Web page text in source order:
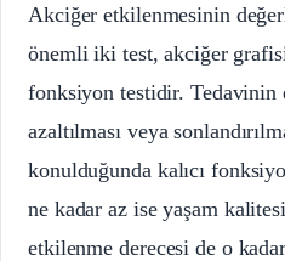
Akciğer etkilenmesinin
önemli iki test, akciğer
fonksiyon testidir. Tedavinin
azaltılması veya
konulduğunda kalıcı
ne kadar az ise yaşam
etkilenme derecesi de o